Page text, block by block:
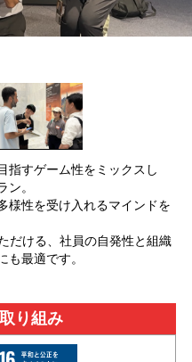
指すゲーム性をミックスし
ン。
性を受け入れるマインドを
ける、社員の自発性と組織
も最適です。
り組み